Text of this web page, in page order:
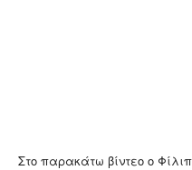
Στο παρακάτω βίντεο ο